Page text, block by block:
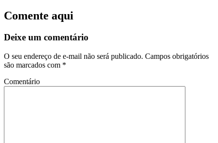
Comente aqui
Deixe um comentário
O seu endereço de e-mail não será publicado. Campos obrigatórios
são marcados com *
Comentário